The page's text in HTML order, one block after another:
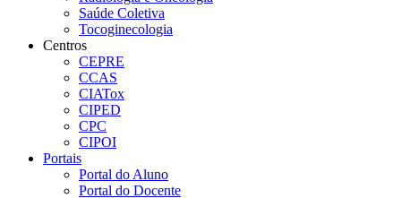
Saúde Coletiva
Tocoginecologia
Centros
CEPRE
CCAS
CIATox
CIPED
CPC
CIPOI
Portais
Portal do Aluno
Portal do Docente